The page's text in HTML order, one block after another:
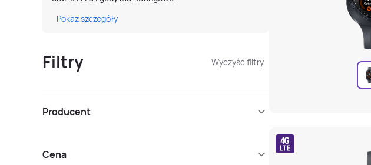
Pokaż szczegóły
Filtry Wyczyść filtry
Producent
Cena